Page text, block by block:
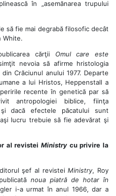
în „asemănarea trupului
să fie mai degrabă filosofic decât
White.
cărţii Omul care este
nevoia să afirme hristologia
Crăciunul anului 1977. Departe
a lui Hristos, Heppenstall a
recente în genetică par să
antropologiei biblice, fiinţa
dacă efectele păcatului sunt
lucru trebuie să fie adevărat şi
al revisteiMinistry cu privire la
şef al revisteiMinistry, Roy
noua piatră de hotar în
i-a urmat în anul 1966, dar a